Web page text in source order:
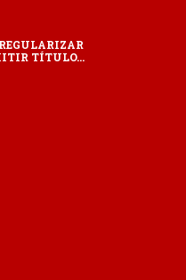
TÍTULO…